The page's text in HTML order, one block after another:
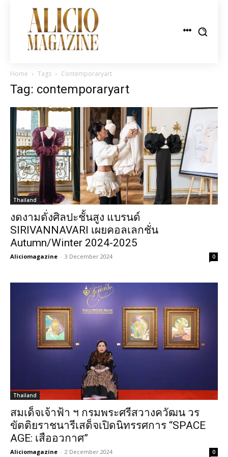
Home Tags Contemporaryart
Tag: contemporaryart
Thailand
งดงามดั่งศิลปะชั้นสูง แบรนด์
SIRIVANNAVARI เผยคอลเลกชั่น
Autumn/Winter 2024-2025
Aliciomagazine - 3 December 2024 0
Thailand
สมเด็จเจ้าฟ้า ฯ กรมพระศรีสวางควัฒน วร
ขัตติยราชนารีเสด็จเปิดนิทรรศการ “SPACE
AGE: เสืออวกาศ”
Aliciomagazine - 2 December 2024 0